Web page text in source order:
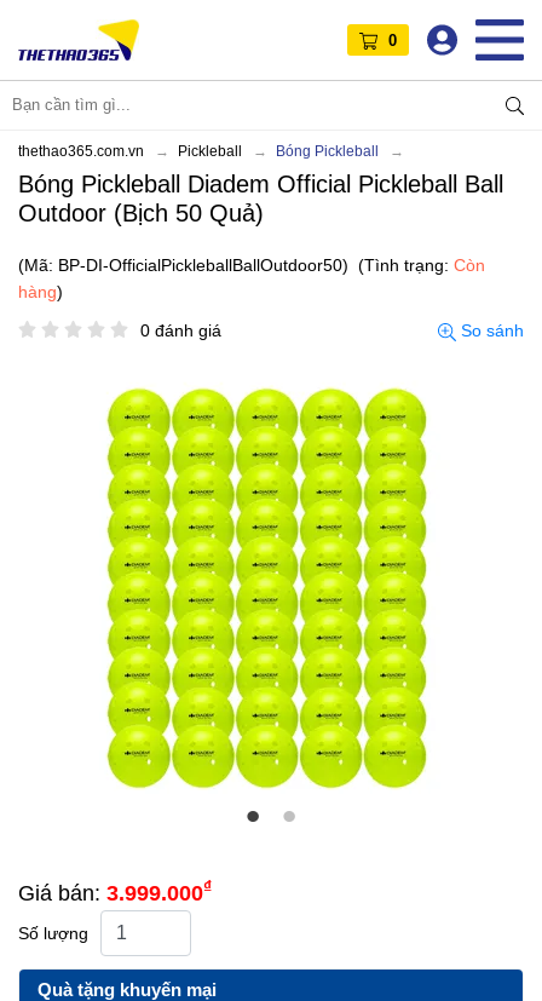
0
thethao365.com.vn Pickleball Bóng Pickleball
Bóng Pickleball Diadem Official Pickleball Ball
Outdoor (Bịch 50 Quả)
(Mã: BP-DI-OfficialPickleballBallOutdoor50) (Tình trạng: Còn
hàng)
0 đánh giá
So sánh
Giá bán: 3.999.000₫
Số lượng
Quà tặng khuyến mại